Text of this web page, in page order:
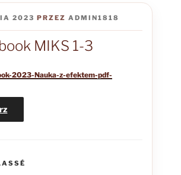
2023 PRZEZ ADMIN1818
MIKS 1-3
2023-Nauka-z-efektem-pdf-